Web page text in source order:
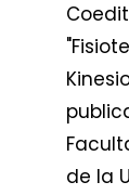
de la